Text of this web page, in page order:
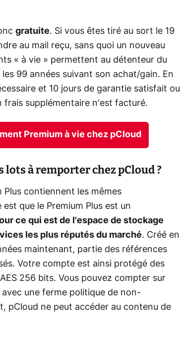
gratuite. Si vous êtes tiré au sort le 19
au mail reçu, sans quoi un nouveau
« à vie » permettent au détenteur du
99 années suivant son achat/gain. En
et 10 jours de garantie satisfait ou
frais supplémentaire n'est facturé.
Premium à vie chez pCloud
à remporter chez pCloud ?
Plus contiennent les mêmes
que le Premium Plus est un
ce qui est de l'espace de stockage
les plus réputés du marché. Créé en
maintenant, partie des références
Votre compte est ainsi protégé des
256 bits. Vous pouvez compter sur
une ferme politique de non-
pCloud ne peut accéder au contenu de